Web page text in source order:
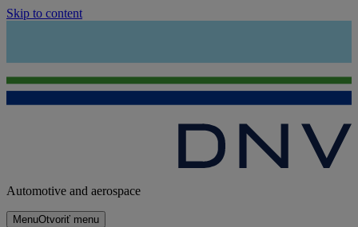
Skip to content
Automotive and aerospace
MenuOtvoriť menu